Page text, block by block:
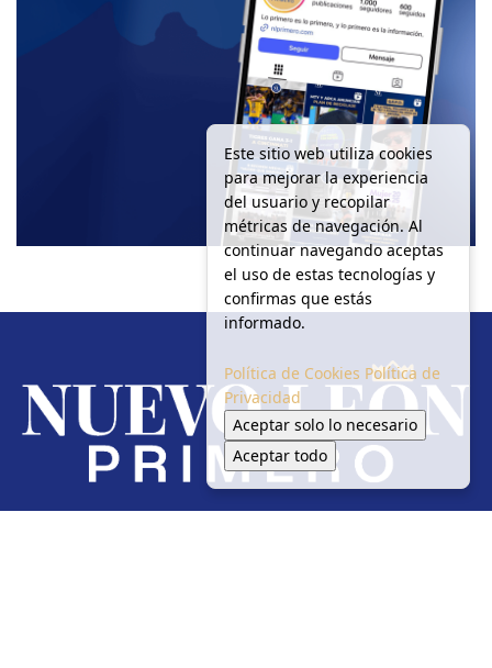
Este sitio web utiliza cookies
para mejorar la experiencia
del usuario y recopilar
métricas de navegación. Al
continuar navegando aceptas
el uso de estas tecnologías y
confirmas que estás
informado.
Política de Cookies Política de
Privacidad
Aceptar solo lo necesario
Aceptar todo